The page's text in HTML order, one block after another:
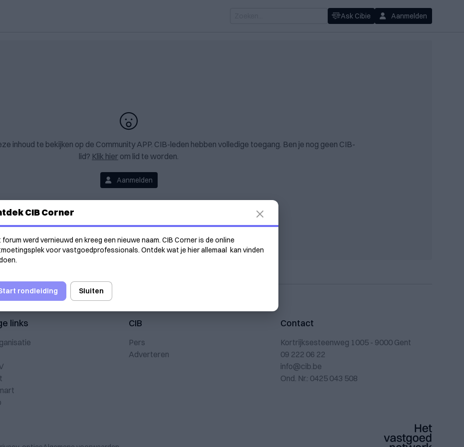
Ask Cibie Aanmelden
inhoud te bekijken op de Community APP. CIB-leden hebben volledige toegang. Ben je nog geen CIB-
lid? Klik hier om lid te worden.
Aanmelden
links CIB
Pers
Adverteren
Contact
Kortrijksesteenweg 1005 - 9000 Gent
09 222 06 22
info@cib.be
Ond. Nr.: 0425 043 508
CIB Corner
forum werd vernieuwd en kreeg een nieuwe naam. CIB Corner is de online
voor vastgoedprofessionals. Ontdek wat je hier allemaal kan vinden
rondleiding Sluiten